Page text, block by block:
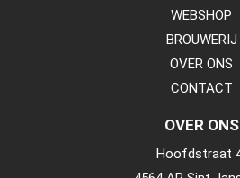
WEBSHOP
BROUWERIJ
OVER ONS
CONTACT
OVER ONS
Hoofdstraat